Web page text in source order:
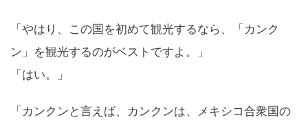
「やはり、この国を初めて観光するなら、「カンク
ン」を観光するのがベストですよ。」
「はい。」
「カンクンと言えば、カンクンは、メキシコ合衆国の